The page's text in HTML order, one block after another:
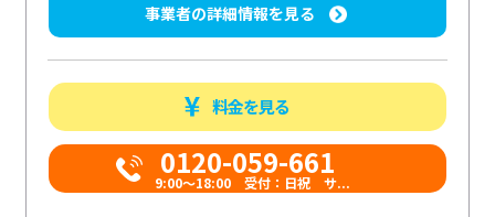
事業者の詳細情報を見る
料金を見る
0120-059-661
9:00〜18:00 受付：日祝 サ...